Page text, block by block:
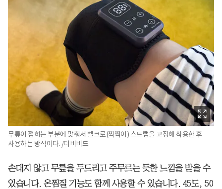
무릎이 접히는 부분에 맞춰서 벨크로(찍찍이) 스트랩을 고정해 착용한 후
사용하는 방식이다. /더비비드
손대지 않고 무릎을 두드리고 주무르는 듯한 느낌을 받을 수
있습니다. 온찜질 기능도 함께 사용할 수 있습니다. 45도, 50